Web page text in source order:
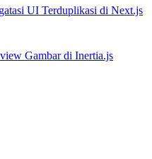
UI Terduplikasi di Next.js
Gambar di Inertia.js